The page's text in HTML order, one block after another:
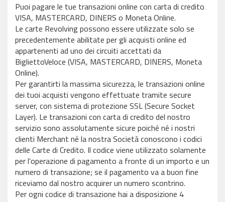
Puoi pagare le tue transazioni online con carta di credito
VISA, MASTERCARD, DINERS o Moneta Online.
Le carte Revolving possono essere utilizzate solo se
precedentemente abilitate per gli acquisti online ed
appartenenti ad uno dei circuiti accettati da
BigliettoVeloce (VISA, MASTERCARD, DINERS, Moneta
Online).
Per garantirti la massima sicurezza, le transazioni online
dei tuoi acquisti vengono effettuate tramite secure
server, con sistema di protezione SSL (Secure Socket
Layer). Le transazioni con carta di credito del nostro
servizio sono assolutamente sicure poiché né i nostri
clienti Merchant né la nostra Società conoscono i codici
delle Carte di Credito. Il codice viene utilizzato solamente
per l'operazione di pagamento a fronte di un importo e un
numero di transazione; se il pagamento va a buon fine
riceviamo dal nostro acquirer un numero scontrino.
Per ogni codice di transazione hai a disposizione 4